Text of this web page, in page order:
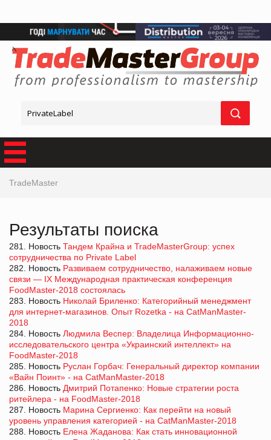
TradeMaster
Результаты поиска
281. Новость Тандем Крайна и TradeMasterGroup: успех
сотрудничества по Private Label
282. Новость Развиваем сотрудничество, налаживаем новые
связи — IX Международная практическая конференция
FoodMaster-2018 состоялась
283. Новость Николай Бриленко: Категорийный менеджмент
для интернет-магазинов. Опыт Rozetka - на CatManMaster-
2018
284. Новость Людмила Веспер: Владелица Информационно-
исследовательского центра «Украинский интеллект» на
FoodMaster-2018
285. Новость Руслан Горбач: Генеральный директор компании
«Вайн Поинт» - на CatManMaster-2018
286. Новость Дмитрий Потапенко: Новые стратегии роста
ритейлера - на FoodMaster-2018
287. Новость Марина Сергиенко: Как перейти на новый
уровень управления категорией - на CatManMaster-2018
288. Новость Елена Жаданова: Как стать инновационной